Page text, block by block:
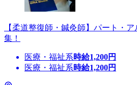
【柔道整復師・鍼灸師】パート・
集！
医療・福祉系時給1,200円
医療・福祉系時給1,200円